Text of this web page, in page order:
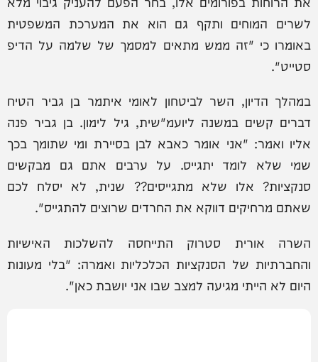
לשרים המוחים ותקף גם הוא את המערכת המשפטית
באומרו כי "זה ממש מתאים למסמך של שלמה על הדיפ
סטייט".
במהלך הדיון, השר לביטחון לאומי איתמר בן גביר הטיח
דברים קשים במשנה ליועמ"שית, גיל לימון. בן גביר פנה
אליו ואמר: "אני אומר כאבא לבן בסיירת ומי שתומך בכך
שמי שלא לומד יתגייס. על ערבים אתם גם מבקשים
סנקציות? אלו שלא מתגייסים?? שנית, לא יסלח לכם
שאתם מרחיקים דווקא את החרדים שרוצים להתגייס".
השרה אורית סטרוק התייחסה להשלכות האישיות
והחברתיות של הסנקציות הכלכליות ואמרה: "בלי מעונות
היום לא הייתי מגיעה למצב שבו אני יושבת כאן".